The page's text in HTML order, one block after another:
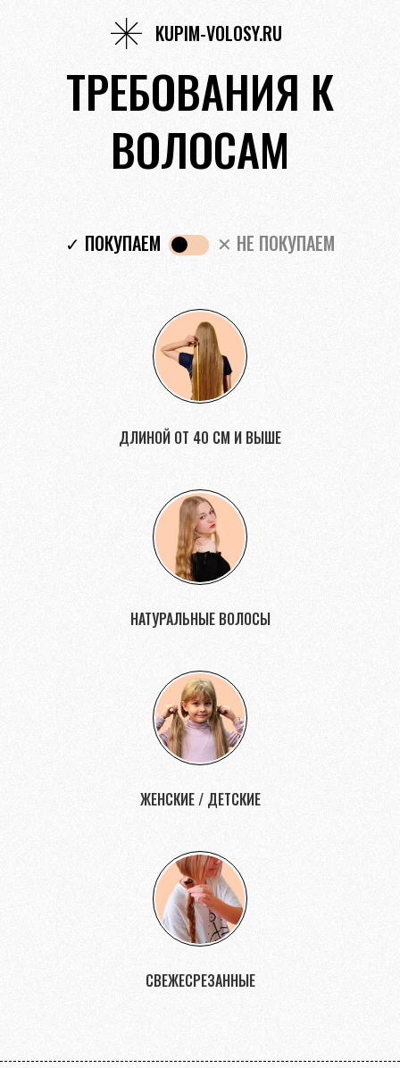
KUPIM-VOLOSY.RU
ТРЕБОВАНИЯ К
ВОЛОСАМ
✓ ПОКУПАЕМ ✕ НЕ ПОКУПАЕМ
ДЛИНОЙ ОТ 40 СМ И ВЫШЕ
НАТУРАЛЬНЫЕ ВОЛОСЫ
ЖЕНСКИЕ / ДЕТСКИЕ
СВЕЖЕСРЕЗАННЫЕ